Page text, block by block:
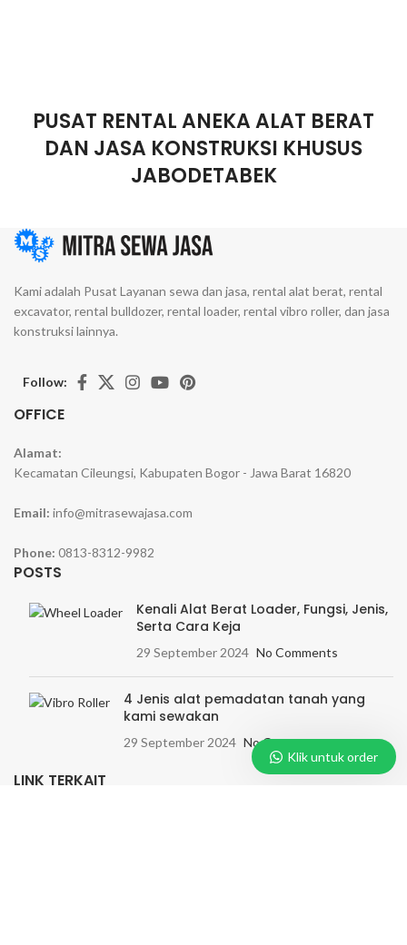
PUSAT RENTAL ANEKA ALAT BERAT
DAN JASA KONSTRUKSI KHUSUS
JABODETABEK
Kami adalah Pusat Layanan sewa dan jasa, rental alat berat, rental
excavator, rental bulldozer, rental loader, rental vibro roller, dan jasa
konstruksi lainnya.
Follow:
OFFICE
Alamat:
Kecamatan Cileungsi, Kabupaten Bogor - Jawa Barat 16820
Email: info@mitrasewajasa.com
Phone: 0813-8312-9982
POSTS
Kenali Alat Berat Loader, Fungsi, Jenis,
Serta Cara Keja
29 September 2024 No Comments
4 Jenis alat pemadatan tanah yang
kami sewakan
29 September 2024 No Comments
LINK TERKAIT
Klik untuk order